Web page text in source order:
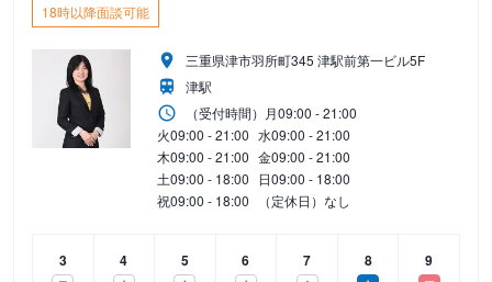
18時以降面談可能
三重県津市羽所町345 津駅前第一ビル5F
津駅
（受付時間） 月09:00 - 21:00
火09:00 - 21:00 水09:00 - 21:00
木09:00 - 21:00 金09:00 - 21:00
土09:00 - 18:00 日09:00 - 18:00
祝09:00 - 18:00 （定休日）なし
3
4
5
6
7
8
9